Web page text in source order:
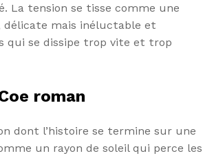
La tension se tisse comme une
délicate mais inéluctable et
qui se dissipe trop vite et trop
roman
dont l’histoire se termine sur une
un rayon de soleil qui perce les